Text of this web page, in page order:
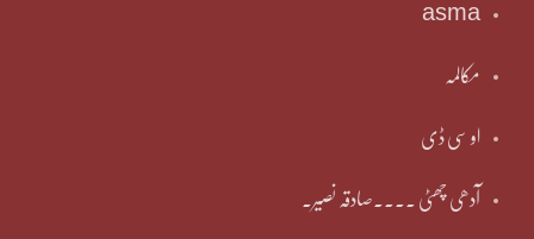
asma
مکالمہ
او سی ڈی
آدھی چھٹی ۔۔۔۔صادقہ نصیر۔